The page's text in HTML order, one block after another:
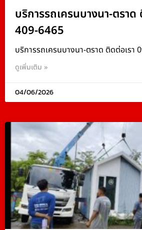
บริการรถเครนบางนา-ตรา
409-6465
บริการรถเครนบางนา-ตราด ติดต่อเรา
ดูเพิ่มเติม »
04/06/2026